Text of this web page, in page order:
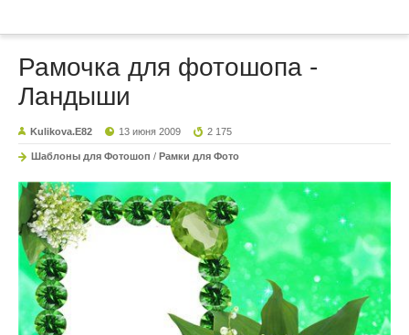
Рамочка для фотошопа -
Ландыши
Kulikova.E82 13 июня 2009 2 175
Шаблоны для Фотошоп / Рамки для Фото